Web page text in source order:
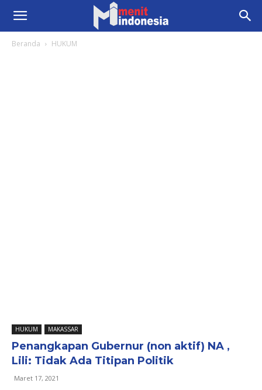
Beranda HUKUM
HUKUM MAKASSAR
Penangkapan Gubernur (non aktif) NA ,
Lili: Tidak Ada Titipan Politik
Maret 17, 2021